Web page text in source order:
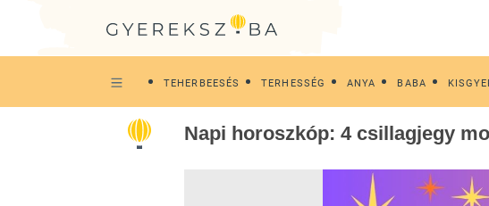
TEHERBEESÉS TERHESSÉG ANYA BABA
Napi horoszkóp: 4 csillagjegy